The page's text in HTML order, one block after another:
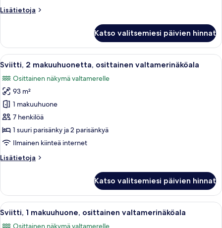
kuvat
Lisätietoja
Lisätietoja
makuuhuonetta,
valtameren
rannalla
Katso valitsemiesi päivien hinnat
Avaa
kaikki
huonetyypin
Sviitti,
2
makuuhuonetta,
osittainen
valtamerinäköala
Moderni hotellihuone, jossa on
8
Sviitti, 2 makuuhuonetta, osittainen valtamerinäköala
Osittainen näkymä valtamerelle
93 m²
1 makuuhuone
7 henkilöä
1 suuri parisänky ja 2 parisänkyä
Ilmainen kiinteä internet
Lisätietoja
Lisätietoja
makuuhuonetta,
osittainen
valtamerinäköala
Katso valitsemiesi päivien hinnat
Avaa
kaikki
Moderni keittiö, jossa on tummat
7
Sviitti, 1 makuuhuone, osittainen valtamerinäköala
Osittainen näkymä valtamerelle